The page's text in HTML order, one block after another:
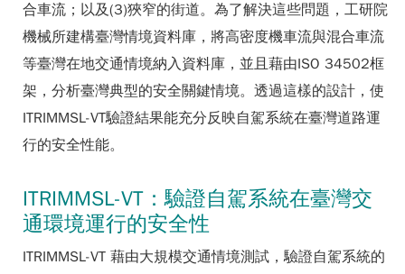
合車流；以及(3)狹窄的街道。為了解決這些問題，工研院
機械所建構臺灣情境資料庫，將高密度機車流與混合車流
等臺灣在地交通情境納入資料庫，並且藉由ISO 34502框
架，分析臺灣典型的安全關鍵情境。透過這樣的設計，使
ITRIMMSL-VT驗證結果能充分反映自駕系統在臺灣道路運
行的安全性能。
ITRIMMSL-VT：驗證自駕系統在臺灣交
通環境運行的安全性
ITRIMMSL-VT 藉由大規模交通情境測試，驗證自駕系統的